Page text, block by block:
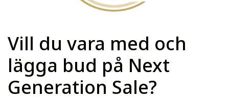
Vill du vara med och
lägga bud på Next
Generation Sale?